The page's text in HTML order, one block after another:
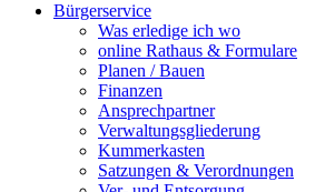
Bürgerservice
Was erledige ich wo
online Rathaus & Formulare
Planen / Bauen
Finanzen
Ansprechpartner
Verwaltungsgliederung
Kummerkasten
Satzungen & Verordnungen